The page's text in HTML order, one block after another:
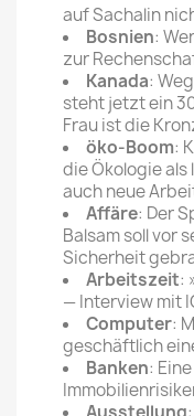
auf Sachalin
Bosnien:
zur
Kanada:
steht jetzt ein
Frau ist die
öko-Boom:
die Ökologie
auch neue
Affäre: Der
Balsam soll vor
Sicherheit
Arbeitszeit:
— Interview mit
Computer:
geschäftlich
Banken: